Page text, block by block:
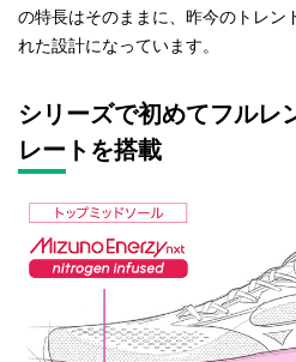
の特長はそのままに、昨今のトレン
れた設計になっています。
シリーズで初めてフルレ
レートを搭載